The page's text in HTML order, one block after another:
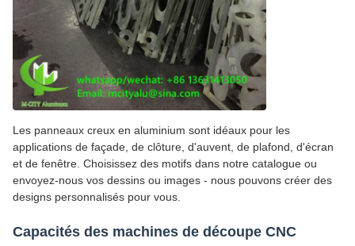
Les panneaux creux en aluminium sont idéaux pour les
applications de façade, de clôture, d'auvent, de plafond, d'écran
et de fenêtre. Choisissez des motifs dans notre catalogue ou
envoyez-nous vos dessins ou images - nous pouvons créer des
designs personnalisés pour vous.
Capacités des machines de découpe CNC